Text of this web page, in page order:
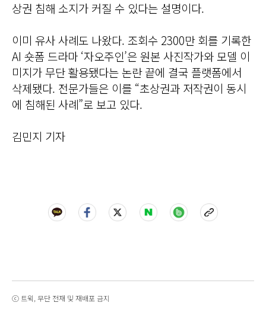
상권 침해 소지가 커질 수 있다는 설명이다.
이미 유사 사례도 나왔다. 조회수 2300만 회를 기록한
AI 숏폼 드라마 ‘자오주인’은 원본 사진작가와 모델 이
미지가 무단 활용됐다는 논란 끝에 결국 플랫폼에서
삭제됐다. 전문가들은 이를 “초상권과 저작권이 동시
에 침해된 사례”로 보고 있다.
김민지 기자
ⓒ 트윅, 무단 전재 및 재배포 금지